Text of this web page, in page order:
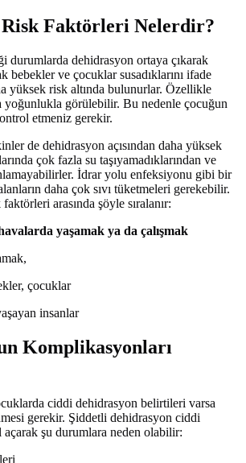
Risk Faktörleri Nelerdir?
durumlarda dehidrasyon ortaya çıkarak
bebekler ve çocuklar susadıklarını ifade
yüksek risk altında bulunurlar. Özellikle
yoğunlukla görülebilir. Bu nedenle çocuğun
etmeniz gerekir.
de dehidrasyon açısından daha yüksek
çok fazla su taşıyamadıklarından ve
İdrar yolu enfeksiyonu gibi bir
daha çok sıvı tüketmeleri gerekebilir.
arasında şöyle sıralanır:
yaşamak ya da çalışmak
çocuklar
insanlar
Komplikasyonları
ciddi dehidrasyon belirtileri varsa
gerekir. Şiddetli dehidrasyon ciddi
şu durumlara neden olabilir: